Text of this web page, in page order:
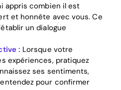
appris combien il est
et honnête avec vous. Ce
un dialogue
: Lorsque votre
expériences, pratiquez
ses sentiments,
pour confirmer